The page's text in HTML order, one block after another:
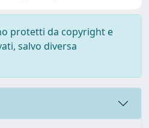
protetti da copyright e
salvo diversa